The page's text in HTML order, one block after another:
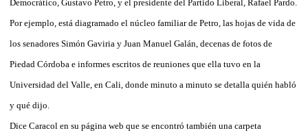
Democrático, Gustavo Petro, y el presidente del Partido Liberal, Rafael Pardo.
Por ejemplo, está diagramado el núcleo familiar de Petro, las hojas de vida de
los senadores Simón Gaviria y Juan Manuel Galán, decenas de fotos de
Piedad Córdoba e informes escritos de reuniones que ella tuvo en la
Universidad del Valle, en Cali, donde minuto a minuto se detalla quién habló
y qué dijo.
Dice Caracol en su página web que se encontró también una carpeta